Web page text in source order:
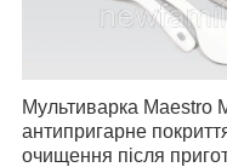
Мультиварка Maestro
антипригарне
очищення після